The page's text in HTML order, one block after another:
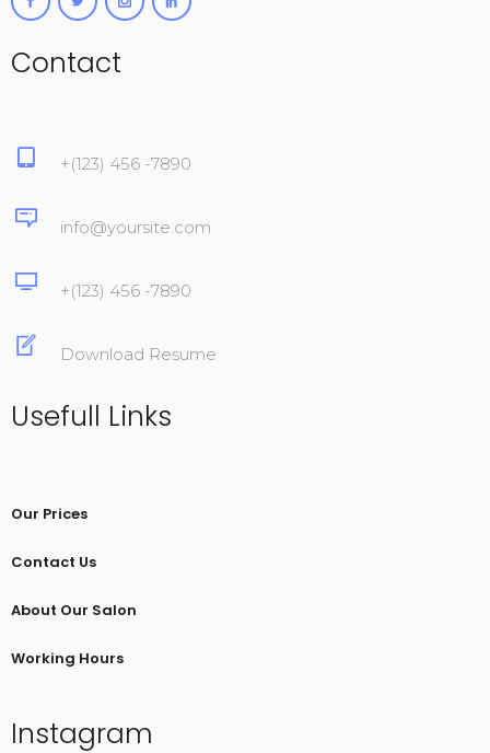
Contact
+(123) 456 -7890
info@yoursite.com
+(123) 456 -7890
Download Resume
Usefull Links
Our Prices
Contact Us
About Our Salon
Working Hours
Instagram